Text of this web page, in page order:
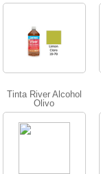
Tinta River Alcohol
Olivo